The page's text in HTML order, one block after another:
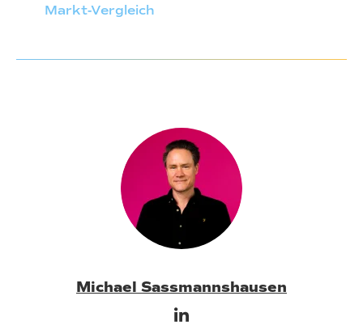
Markt-Vergleich
Michael Sassmannshausen